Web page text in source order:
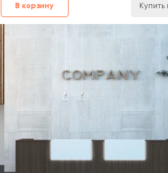
В корзину Купить